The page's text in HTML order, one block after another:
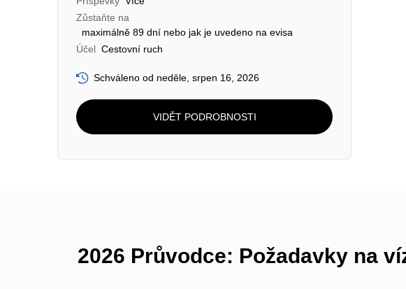
Zůstaňte na
maximálně 89 dní nebo jak je uvedeno na evisa
Účel Cestovní ruch
Schváleno od neděle, srpen 16, 2026
VIDĚT PODROBNOSTI
2026 Průvodce: Požadavky na